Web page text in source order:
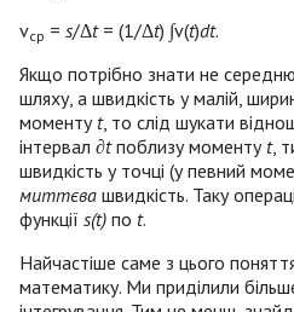
vср = s/Δt= (1/Δt) ∫v(t)dt.
Якщо потрібно знати не
шляху, а швидкість у малій,
моменту t, то слід шукати
інтервал ∂tпоблизу моменту t,
швидкість у точці (у певний
миттєва швидкість. Таку
функції s(t) по t.
Найчастіше саме з цього
математику. Ми приділили